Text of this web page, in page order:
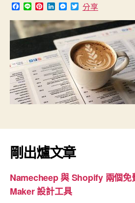
F
a
c
e
b
k
L
n
e
P
n
t
e
e
s
t
L
n
k
e
d
I
n
M
e
s
s
e
n
g
e
r
T
w
i
t
t
e
r
分享
剛出爐文章
Namecheep 與 Shopify 兩個
Maker 設計工具